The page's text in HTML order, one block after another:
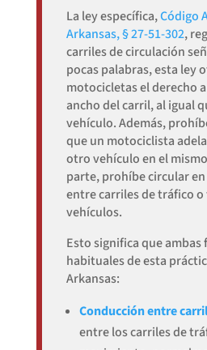
La ley específica,Código
Arkansas, § 27-51-302,
carriles de circulación
pocas palabras, esta ley
motocicletas el derecho
ancho del carril, al igual
vehículo. Además,
que un motociclista
otro vehículo en el
parte, prohíbe circular
entre carriles de tráfico o
vehículos.
Esto significa que ambas
habituales de esta
Arkansas:
Conducción entre
entre los carriles de